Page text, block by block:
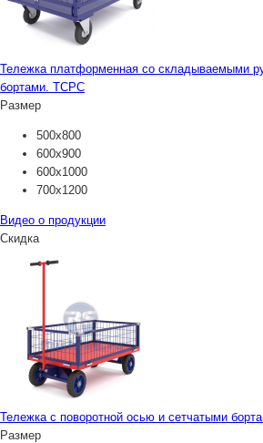
Тележка платформенная со складываемыми
бортами. ТСРС
Размер
500х800
600х900
600х1000
700х1200
Видео о продукции
Скидка
Тележка с поворотной осью и сетчатыми
Размер